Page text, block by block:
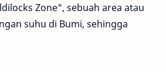
Zone", sebuah area atau
suhu di Bumi, sehingga